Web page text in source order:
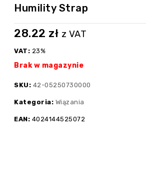
Humility Strap
28.22 zł z VAT
VAT: 23%
Brak w magazynie
SKU: 42-05250730000
Kategoria: Wiązania
EAN: 4024144525072